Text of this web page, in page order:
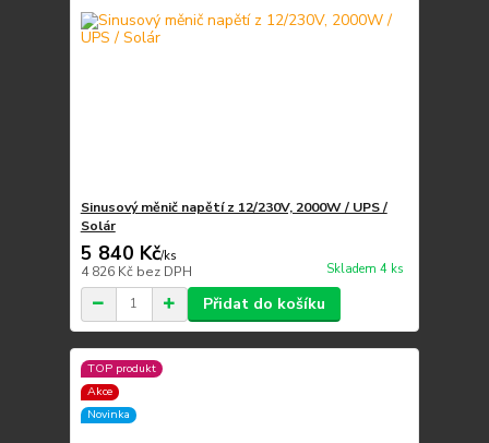
Sinusový měnič napětí z 12/230V, 2000W / UPS /
Solár
5 840 Kč/ks
4 826 Kč bez DPH Skladem 4 ks
Přidat do košíku
TOP produkt
Akce
Novinka